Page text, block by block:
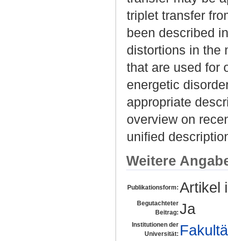
triplet transfer
been described
distortions in the
that are used for
energetic
appropriate
overview on
unified
Weitere
Publikationsform: Artikel
Begutachteter
Beitrag: Ja
Institutionen der
Universität: